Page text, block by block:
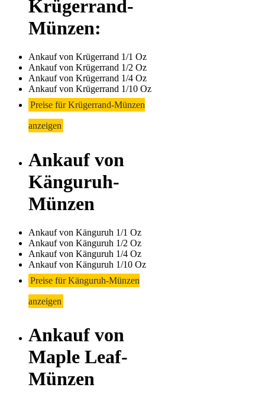
Krügerrand-
Münzen:
Ankauf von Krügerrand 1/1 Oz
Ankauf von Krügerrand 1/2 Oz
Ankauf von Krügerrand 1/4 Oz
Ankauf von Krügerrand 1/10 Oz
Preise für Krügerrand-Münzen
anzeigen
Ankauf von
Känguruh-
Münzen
Ankauf von Känguruh 1/1 Oz
Ankauf von Känguruh 1/2 Oz
Ankauf von Känguruh 1/4 Oz
Ankauf von Känguruh 1/10 Oz
Preise für Känguruh-Münzen
anzeigen
Ankauf von
Maple Leaf-
Münzen